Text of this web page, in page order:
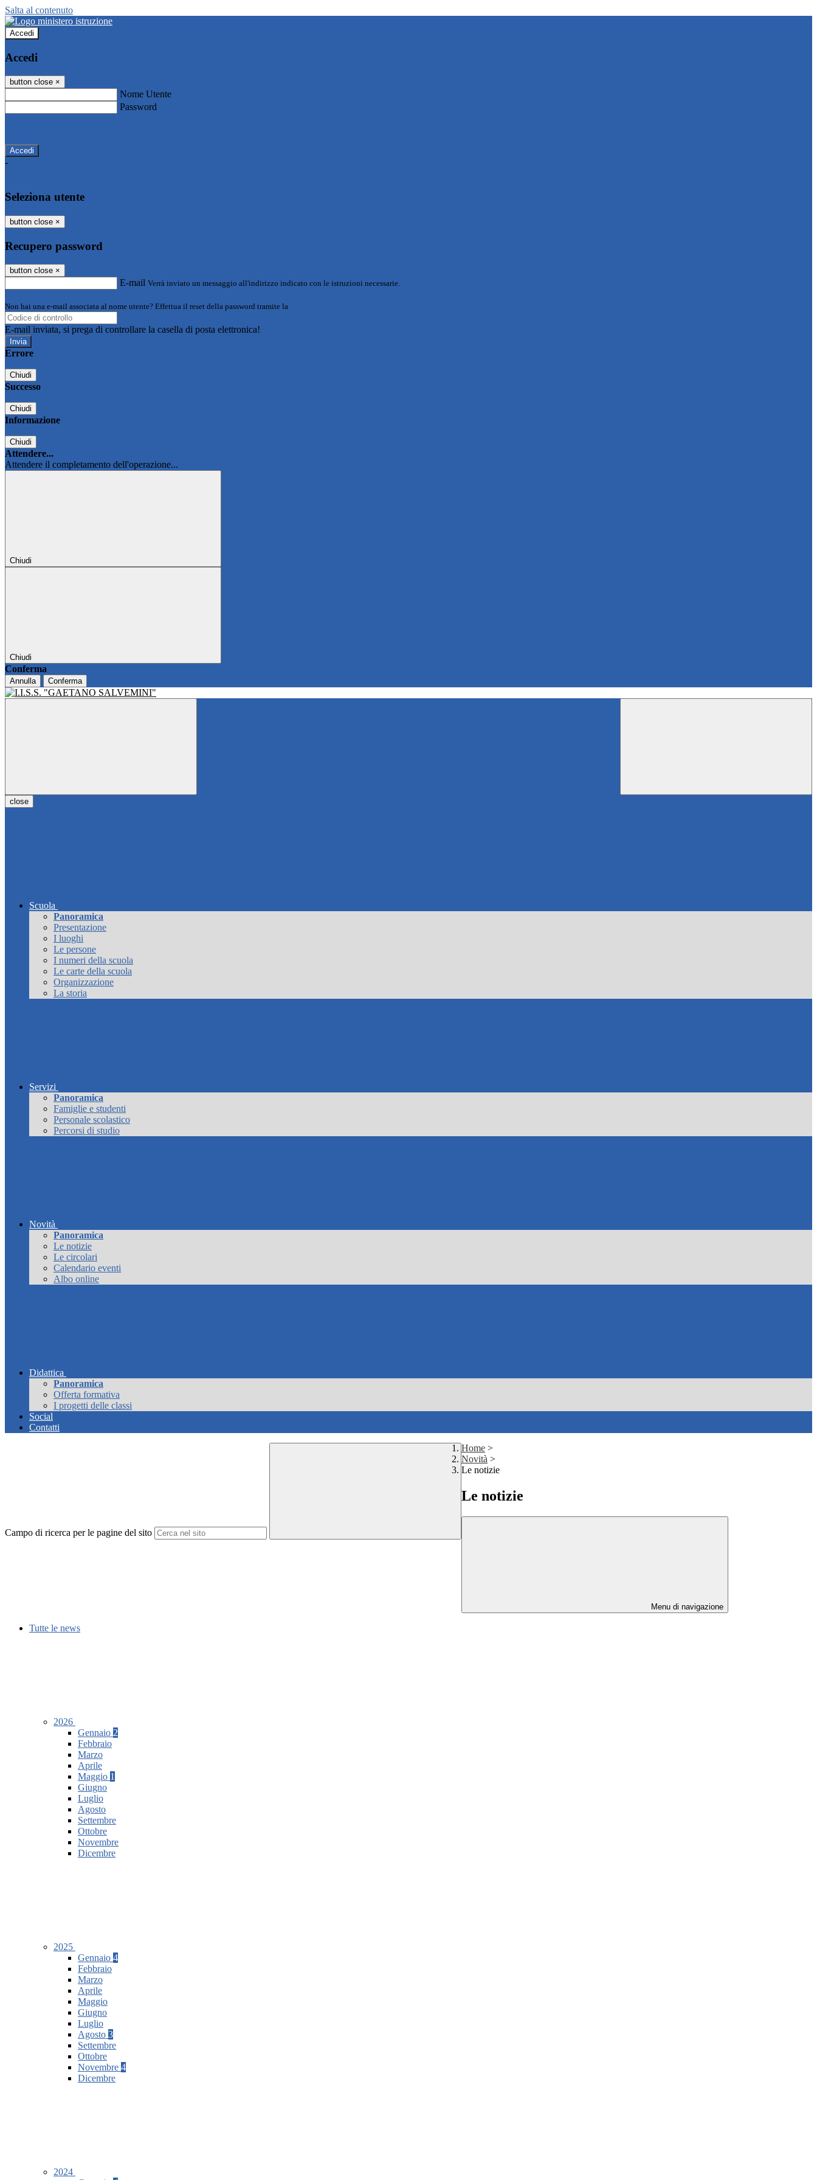
Salta al contenuto
Accedi
Accedi
button close ×
Nome Utente
Password
-
Seleziona utente
button close ×
Recupero password
button close ×
E-mail Verrà inviato un messaggio all'indirizzo indicato con le istruzioni necessarie.
Non hai una e-mail associata al nome utente? Effettua il reset della password tramite la
E-mail inviata, si prega di controllare la casella di posta elettronica!
Errore
Chiudi
Successo
Chiudi
Informazione
Chiudi
Attendere...
Attendere il completamento dell'operazione...
Chiudi
Chiudi
Conferma
Annulla Conferma
close
Scuola
Panoramica
Presentazione
I luoghi
Le persone
I numeri della scuola
Le carte della scuola
Organizzazione
La storia
Servizi
Panoramica
Famiglie e studenti
Personale scolastico
Percorsi di studio
Novità
Panoramica
Le notizie
Le circolari
Calendario eventi
Albo online
Didattica
Panoramica
Offerta formativa
I progetti delle classi
Social
Contatti
Campo di ricerca per le pagine del sito
Home >
Novità >
Le notizie
Le notizie
Menu di navigazione
Tutte le news
2026
Gennaio 2
Febbraio
Marzo
Aprile
Maggio 1
Giugno
Luglio
Agosto
Settembre
Ottobre
Novembre
Dicembre
2025
Gennaio 4
Febbraio
Marzo
Aprile
Maggio
Giugno
Luglio
Agosto 3
Settembre
Ottobre
Novembre 4
Dicembre
2024